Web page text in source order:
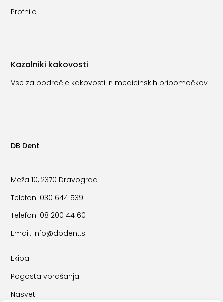
Profhilo
Kazalniki kakovosti
Vse za področje kakovosti in medicinskih pripomočkov
DB Dent
Meža 10, 2370 Dravograd
Telefon: 030 644 539
Telefon: 08 200 44 60
Email: info@dbdent.si
Ekipa
Pogosta vprašanja
Nasveti